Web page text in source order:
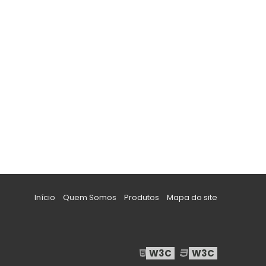
Início Quem Somos Produtos Mapa do site
W3C W3C